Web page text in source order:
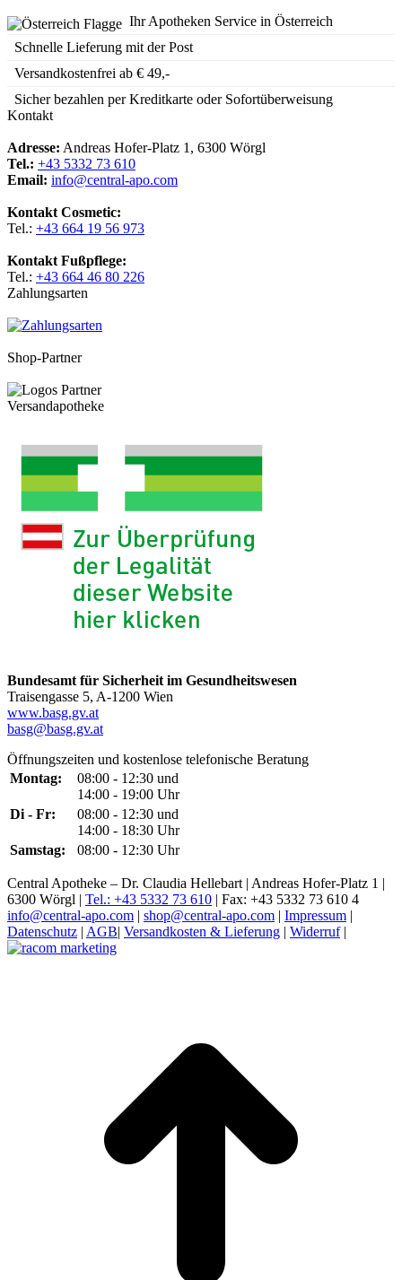
Ihr Apotheken Service in Österreich
Schnelle Lieferung mit der Post
Versandkostenfrei ab € 49,-
Sicher bezahlen per Kreditkarte oder Sofortüberweisung
Kontakt
Adresse: Andreas Hofer-Platz 1, 6300 Wörgl
Tel.: +43 5332 73 610
Email: info@central-apo.com
Kontakt Cosmetic:
Tel.: +43 664 19 56 973
Kontakt Fußpflege:
Tel.: +43 664 46 80 226
Zahlungsarten
Shop-Partner
Versandapotheke
Bundesamt für Sicherheit im Gesundheitswesen
Traisengasse 5, A-1200 Wien
www.basg.gv.at
basg@basg.gv.at
Öffnungszeiten und kostenlose telefonische Beratung
Montag:
08:00 - 12:30 und
14:00 - 19:00 Uhr
Di - Fr:
08:00 - 12:30 und
14:00 - 18:30 Uhr
Samstag:
08:00 - 12:30 Uhr
Central Apotheke – Dr. Claudia Hellebart | Andreas Hofer-Platz 1 |
6300 Wörgl | Tel.: +43 5332 73 610 | Fax: +43 5332 73 610 4
info@central-apo.com | shop@central-apo.com | Impressum |
Datenschutz | AGB| Versandkosten & Lieferung | Widerruf|